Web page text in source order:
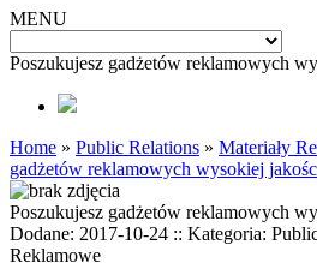
MENU
Poszukujesz gadżetów reklamowych
Home » Public Relations » Materiały
gadżetów reklamowych wysokiej
Poszukujesz gadżetów reklamowych
Dodane: 2017-10-24 :: Kategoria:
Reklamowe